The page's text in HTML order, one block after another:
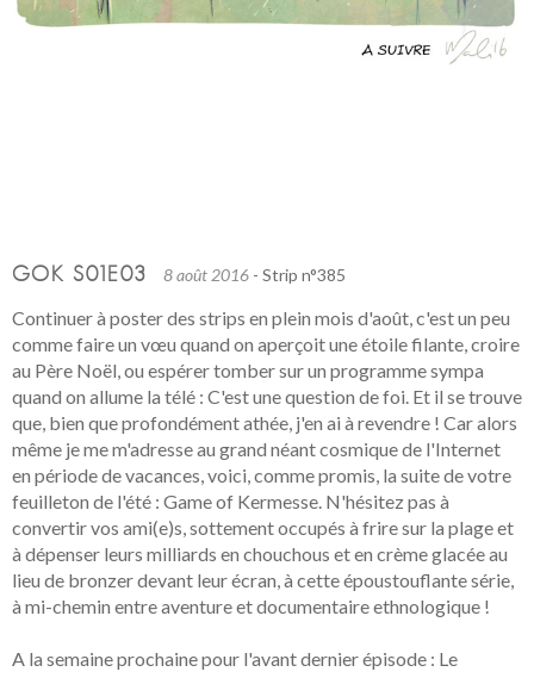
GOK S01E03 8 août 2016 - Strip n°385
Continuer à poster des strips en plein mois d'août, c'est un peu
comme faire un vœu quand on aperçoit une étoile filante, croire
au Père Noël, ou espérer tomber sur un programme sympa
quand on allume la télé : C'est une question de foi. Et il se trouve
que, bien que profondément athée, j'en ai à revendre ! Car alors
même je me m'adresse au grand néant cosmique de l'Internet
en période de vacances, voici, comme promis, la suite de votre
feuilleton de l'été : Game of Kermesse. N'hésitez pas à
convertir vos ami(e)s, sottement occupés à frire sur la plage et
à dépenser leurs milliards en chouchous et en crème glacée au
lieu de bronzer devant leur écran, à cette époustouflante série,
à mi-chemin entre aventure et documentaire ethnologique !
A la semaine prochaine pour l'avant dernier épisode : Le